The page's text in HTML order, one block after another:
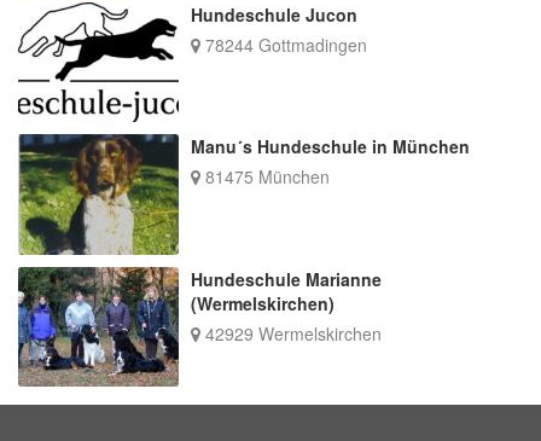
Hundeschule Jucon
78244 Gottmadingen
Manu´s Hundeschule in München
81475 München
Hundeschule Marianne
(Wermelskirchen)
42929 Wermelskirchen